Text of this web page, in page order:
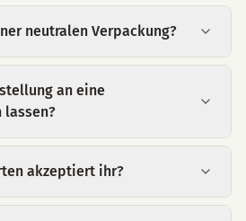
neutralen Verpackung?
an eine
lassen?
akzeptiert ihr?